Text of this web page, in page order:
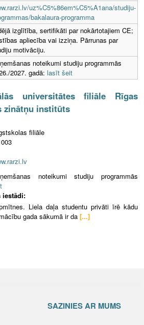
uz%C5%86em%C5%A1ana/studiju-
bakalaura-programma
izglītība, sertifikāti par nokārtotajiem CE;
apliecība vai izziņa. Pārrunas par
motivāciju.
noteikumi studiju programmās
2027. gadā: lasīt šeit
universitātes filiāle Rīgas
zinātņu institūts
filiāle
noteikumi studiju programmās
iestādi:
Liela daļa studentu privāti īrē kādu
gada sākumā ir da [...]
SAZINIES AR MUMS